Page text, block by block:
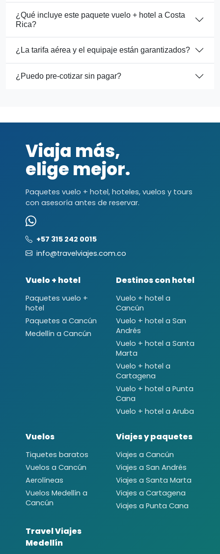
¿Qué incluye este paquete vuelo + hotel a Costa
Rica?
¿La tarifa aérea y el equipaje están garantizados?
¿Puedo pre-cotizar sin pagar?
Viaja más,
elige mejor.
Paquetes vuelo + hotel, hoteles, vuelos y tours
con asesoría antes de reservar.
+57 315 242 0015
info@travelviajes.com.co
Vuelo + hotel
Paquetes vuelo +
hotel
Paquetes a Cancún
Medellín a Cancún
Destinos con hotel
Vuelo + hotel a
Cancún
Vuelo + hotel a San
Andrés
Vuelo + hotel a Santa
Marta
Vuelo + hotel a
Cartagena
Vuelo + hotel a Punta
Cana
Vuelo + hotel a Aruba
Vuelos
Tiquetes baratos
Vuelos a Cancún
Aerolíneas
Vuelos Medellín a
Cancún
Viajes y paquetes
Viajes a Cancún
Viajes a San Andrés
Viajes a Santa Marta
Viajes a Cartagena
Viajes a Punta Cana
Travel Viajes
Medellín